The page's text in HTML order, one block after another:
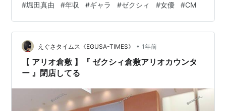
ながら、極めて戦略的なキャリア形成の結果でもありま
す。 しかし、華やかなメディア露出の裏側で、誰もが抱
く現実的な疑問があります。 「これほど多くの大手企業
に起用される彼女の年収は、一体いくらなんだろう？」
「主役級へとシフトした現在の出演料や、広告契約の驚
くべき実態とは？」 人気女優の懐事情は、…
#堀田真由 #年収 #ギャラ #ゼクシィ #女優 #CM
えぐさタイムス《EGUSA-TIMES》 • 1年前
【 アリオ倉敷 】『 ゼクシィ倉敷アリオカウンタ
ー 』閉店してる